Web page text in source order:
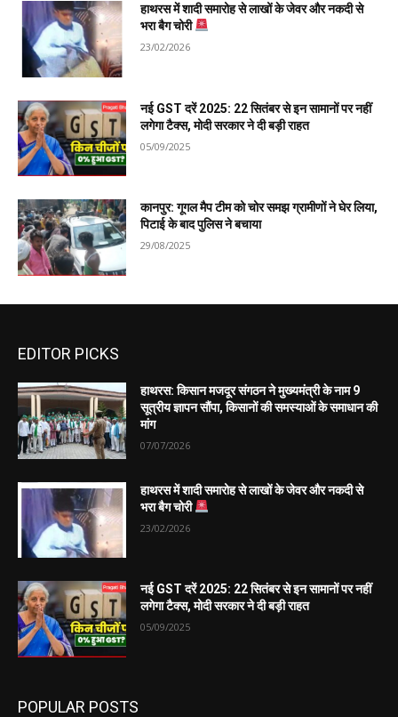
हाथरस में शादी समारोह से लाखों के जेवर और नकदी से
भरा बैग चोरी
23/02/2026
नई GST दरें 2025: 22 सितंबर से इन सामानों पर नहीं
लगेगा टैक्स, मोदी सरकार ने दी बड़ी राहत
05/09/2025
कानपुर: गूगल मैप टीम को चोर समझ ग्रामीणों ने घेर लिया,
पिटाई के बाद पुलिस ने बचाया
29/08/2025
EDITOR PICKS
हाथरस: किसान मजदूर संगठन ने मुख्यमंत्री के नाम 9
सूत्रीय ज्ञापन सौंपा, किसानों की समस्याओं के समाधान की
मांग
07/07/2026
हाथरस में शादी समारोह से लाखों के जेवर और नकदी से
भरा बैग चोरी
23/02/2026
नई GST दरें 2025: 22 सितंबर से इन सामानों पर नहीं
लगेगा टैक्स, मोदी सरकार ने दी बड़ी राहत
05/09/2025
POPULAR POSTS